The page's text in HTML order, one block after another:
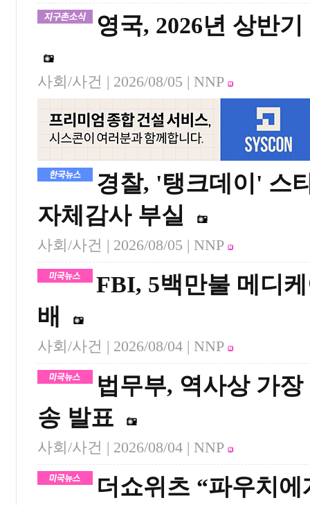
영국, 2026년 상반
사회/사건 | 2026/08/05 | NNP
경찰, '탱크데이' 스
자체감사 부실
사회/사건 | 2026/08/05 | NNP
FBI, 5백만불 메디
배
사회/사건 | 2026/08/04 | NNP
법무부, 역사상 가
송 발표
사회/사건 | 2026/08/04 | NNP
더쇼위츠 “파우치